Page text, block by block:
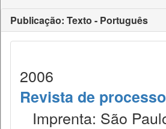
Publicação: Texto - Português
2006
Revista de processo
Imprenta: São